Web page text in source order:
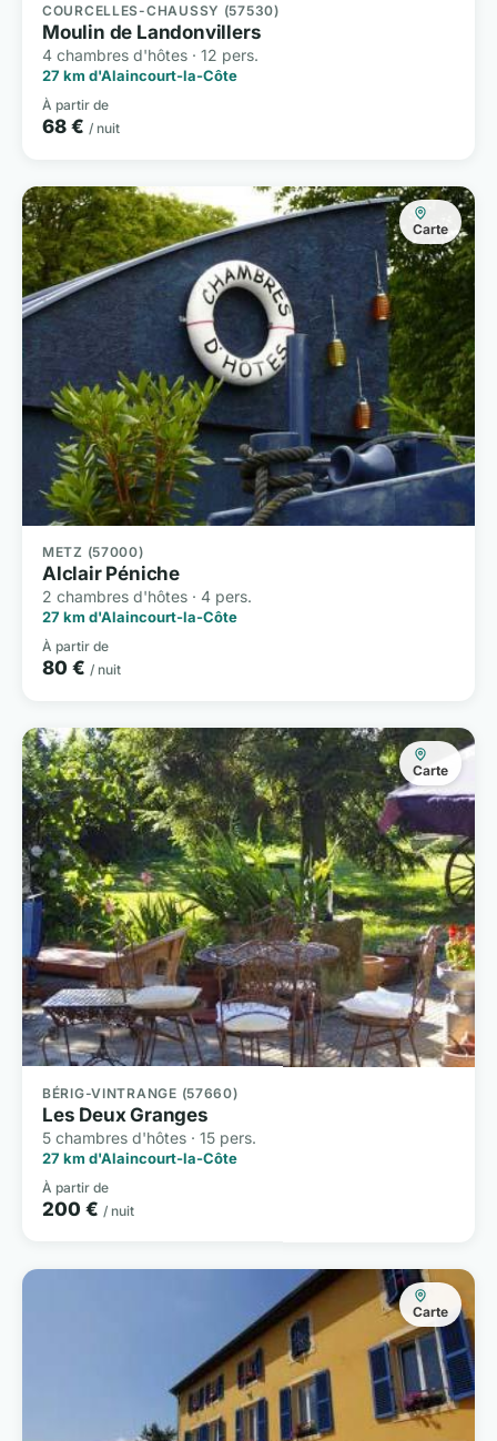
COURCELLES-CHAUSSY (57530)
Moulin de Landonvillers
4 chambres d'hôtes · 12 pers.
27 km d'Alaincourt-la-Côte
À partir de
68 € / nuit
Carte
METZ (57000)
Alclair Péniche
2 chambres d'hôtes · 4 pers.
27 km d'Alaincourt-la-Côte
À partir de
80 € / nuit
Carte
BÉRIG-VINTRANGE (57660)
Les Deux Granges
5 chambres d'hôtes · 15 pers.
27 km d'Alaincourt-la-Côte
À partir de
200 € / nuit
Carte